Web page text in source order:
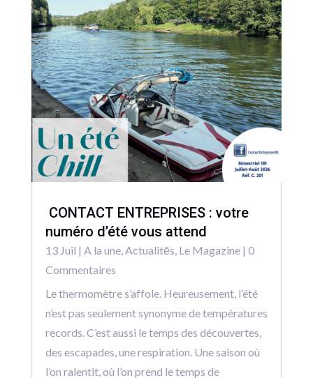
CONTACT ENTREPRISES : votre
numéro d’été vous attend
13 Juil | A la une,Actualitēs, Le Magazine| 0
Commentaires
Le thermomètre s’affole. Heureusement, l’été
n’est pas seulement synonyme de températures
records. C’est aussi le temps des découvertes,
des escapades, une respiration. Une saison où
l’on ralentit, où l’on prend le temps de